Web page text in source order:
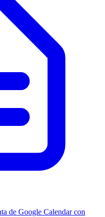
de Google Calendar con